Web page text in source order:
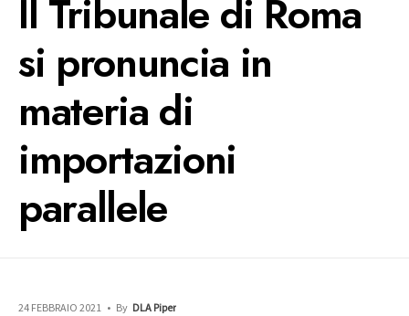
Il Tribunale di Roma
si pronuncia in
materia di
importazioni
parallele
24 FEBBRAIO 2021 • By DLA Piper